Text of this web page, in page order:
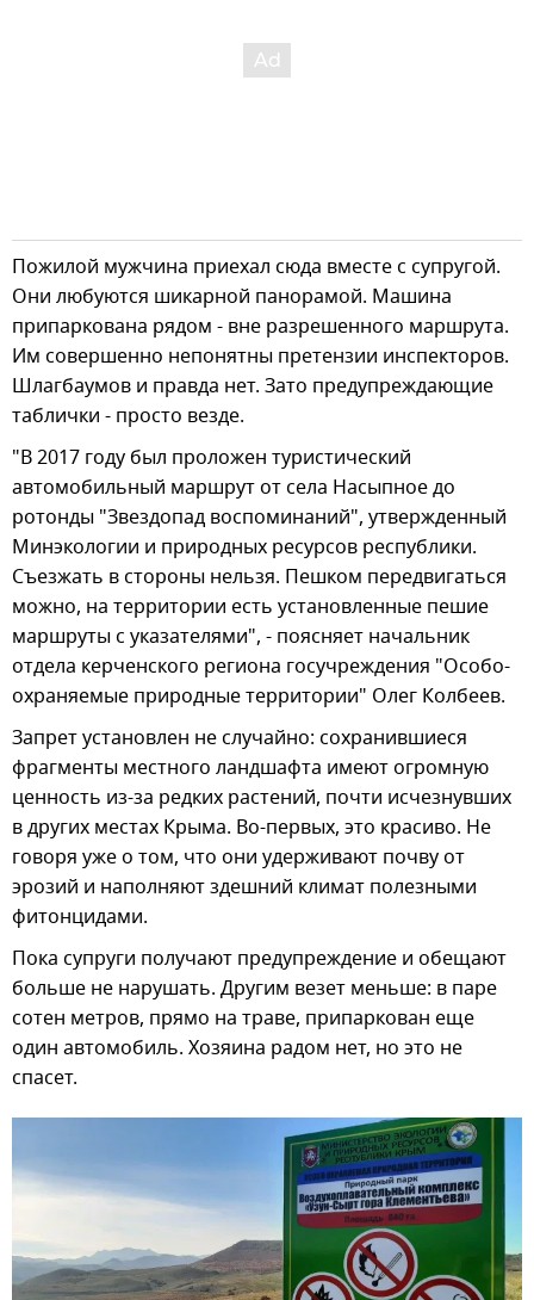
Пожилой мужчина приехал сюда вместе с супругой.
Они любуются шикарной панорамой. Машина
припаркована рядом - вне разрешенного маршрута.
Им совершенно непонятны претензии инспекторов.
Шлагбаумов и правда нет. Зато предупреждающие
таблички - просто везде.
"В 2017 году был проложен туристический
автомобильный маршрут от села Насыпное до
ротонды "Звездопад воспоминаний", утвержденный
Минэкологии и природных ресурсов республики.
Съезжать в стороны нельзя. Пешком передвигаться
можно, на территории есть установленные пешие
маршруты с указателями", - поясняет начальник
отдела керченского региона госучреждения "Особо-
охраняемые природные территории" Олег Колбеев.
Запрет установлен не случайно: сохранившиеся
фрагменты местного ландшафта имеют огромную
ценность из-за редких растений, почти исчезнувших
в других местах Крыма. Во-первых, это красиво. Не
говоря уже о том, что они удерживают почву от
эрозий и наполняют здешний климат полезными
фитонцидами.
Пока супруги получают предупреждение и обещают
больше не нарушать. Другим везет меньше: в паре
сотен метров, прямо на траве, припаркован еще
один автомобиль. Хозяина радом нет, но это не
спасет.